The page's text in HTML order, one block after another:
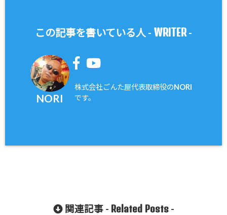
この記事を書いている人 - WRITER-
NORI
株式会社ごんた屋代表取締役のNORI
です。
関連記事 - Related Posts-